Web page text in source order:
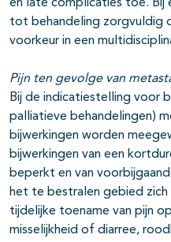
en late complicaties toe. Bij
tot behandeling zorgvuldig
voorkeur in een
Pijn ten gevolge van
Bij de indicatiestelling voor
palliatieve behandelingen)
bijwerkingen worden
bijwerkingen van een
beperkt en van
het te bestralen gebied zich
tijdelijke toename van pijn
misselijkheid of diarree,